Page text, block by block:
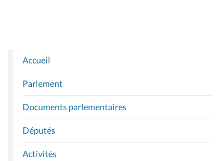
N
A
V
I
G
A
T
I
Accueil
Parlement
Documents parlementaires
Députés
Activités